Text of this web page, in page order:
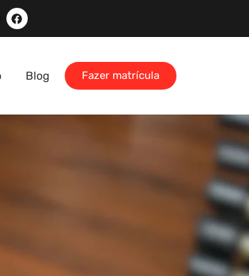
Blog Fazer matrícula